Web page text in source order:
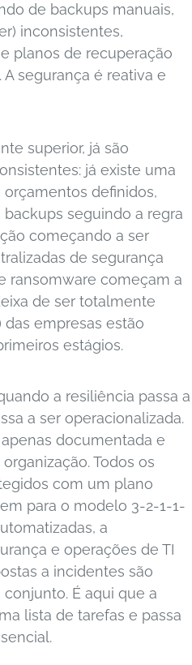
de backups manuais,
inconsistentes,
planos de recuperação
segurança é reativa e
superior, já são
já existe uma
definidos,
seguindo a regra
começando a ser
de segurança
ransomware começam a
de ser totalmente
das empresas estão
estágios.
a resiliência passa a
a ser operacionalizada.
documentada e
Todos os
com um plano
para o modelo 3-2-1-1-
a
e operações de TI
a incidentes são
É aqui que a
lista de tarefas e passa